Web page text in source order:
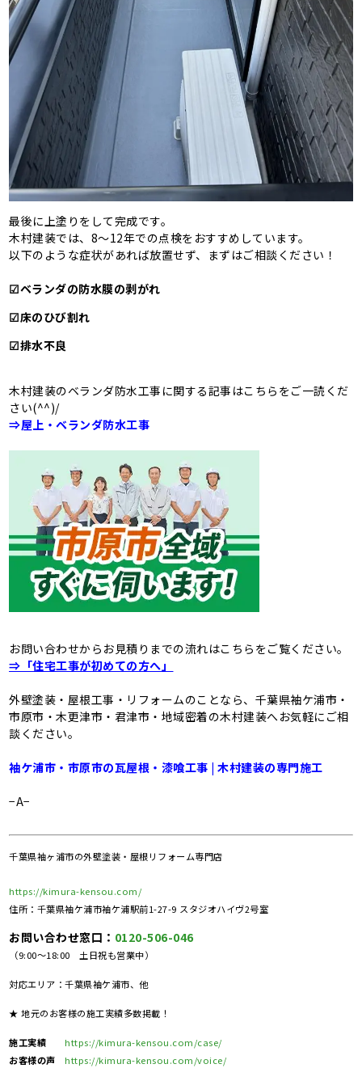
最後に上塗りをして完成です。
木村建装では、8～12年での点検をおすすめしています。
以下のような症状があれば放置せず、まずはご相談ください！
☑ベランダの防水膜の剥がれ
☑床のひび割れ
☑排水不良
木村建装のベランダ防水工事に関する記事はこちらをご一読くだ
さい(^^)/
⇒屋上・ベランダ防水工事
お問い合わせからお見積りまでの流れはこちらをご覧ください。
⇒「住宅工事が初めての方へ」
外壁塗装・屋根工事・リフォームのことなら、千葉県袖ケ浦市・
市原市・木更津市・君津市・地域密着の木村建装へお気軽にご相
談ください。
袖ケ浦市・市原市の瓦屋根・漆喰工事 | 木村建装の専門施工
−A−
千葉県袖ヶ浦市の外壁塗装・屋根リフォーム専門店
https://kimura-kensou.com/
住所：千葉県袖ケ浦市袖ケ浦駅前1-27-9 スタジオハイヴ2号室
お問い合わせ窓口： 0120-506-046
（9:00～18:00 土日祝も営業中）
対応エリア：千葉県袖ケ浦市、他
★ 地元のお客様の施工実績多数掲載！
施工実績
https://kimura-kensou.com/case/
お客様の声
https://kimura-kensou.com/voice/